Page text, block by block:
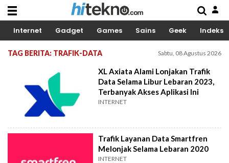
Internet Gadget Games Sains Geek Indeks
TAG BERITA: TRAFIK-DATA Sabtu, 08 Agustus 2026
XL Axiata Alami Lonjakan Trafik
Data Selama Libur Lebaran 2023,
Terbanyak Akses Aplikasi Ini
INTERNET
Trafik Layanan Data Smartfren
Melonjak Selama Lebaran 2020
INTERNET